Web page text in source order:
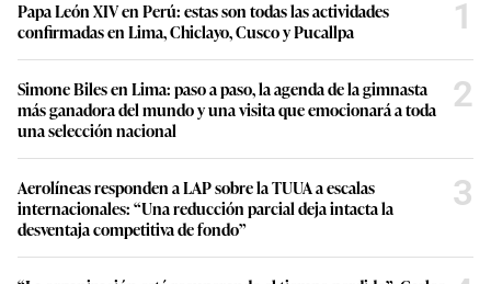
Papa León XIV en Perú: estas son todas las actividades
confirmadas en Lima, Chiclayo, Cusco y Pucallpa
1
Simone Biles en Lima: paso a paso, la agenda de la gimnasta
más ganadora del mundo y una visita que emocionará a toda
una selección nacional
2
Aerolíneas responden a LAP sobre la TUUA a escalas
internacionales: “Una reducción parcial deja intacta la
desventaja competitiva de fondo”
3